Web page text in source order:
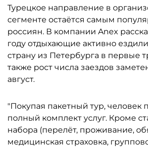
Турецкое направление в
сегменте остаётся самым
россиян. В компании Anex
году отдыхающие активно
страну из Петербурга в первые
также рост числа заездов
август.
"Покупая пакетный тур, человек
полный комплект услуг. Кроме
набора (перелёт, проживание,
медицинская страховка,